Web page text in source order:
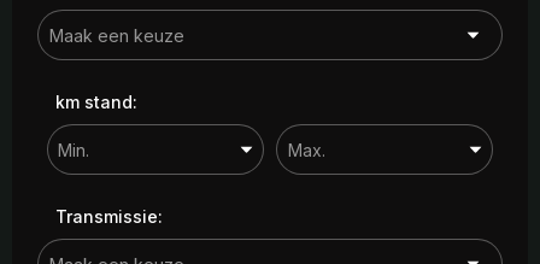
km stand:
Transmissie: